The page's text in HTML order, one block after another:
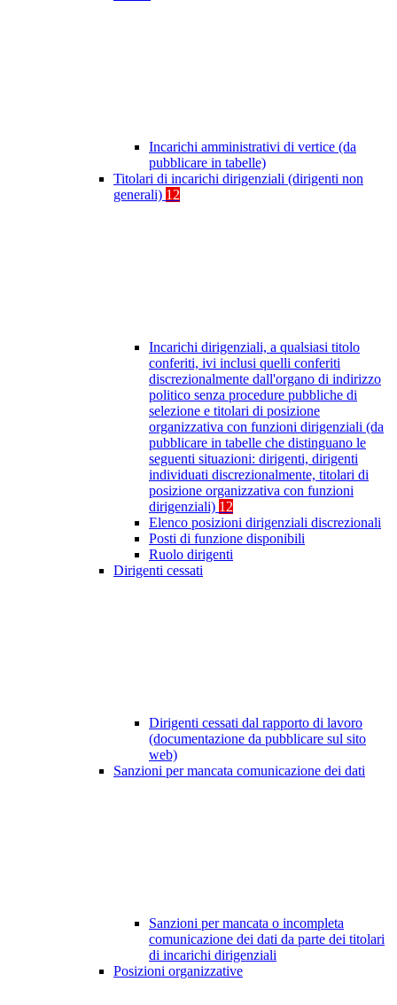
Incarichi amministrativi di vertice (da
pubblicare in tabelle)
Titolari di incarichi dirigenziali (dirigenti non
generali) 12
Incarichi dirigenziali, a qualsiasi titolo
conferiti, ivi inclusi quelli conferiti
discrezionalmente dall'organo di indirizzo
politico senza procedure pubbliche di
selezione e titolari di posizione
organizzativa con funzioni dirigenziali (da
pubblicare in tabelle che distinguano le
seguenti situazioni: dirigenti, dirigenti
individuati discrezionalmente, titolari di
posizione organizzativa con funzioni
dirigenziali) 12
Elenco posizioni dirigenziali discrezionali
Posti di funzione disponibili
Ruolo dirigenti
Dirigenti cessati
Dirigenti cessati dal rapporto di lavoro
(documentazione da pubblicare sul sito
web)
Sanzioni per mancata comunicazione dei dati
Sanzioni per mancata o incompleta
comunicazione dei dati da parte dei titolari
di incarichi dirigenziali
Posizioni organizzative